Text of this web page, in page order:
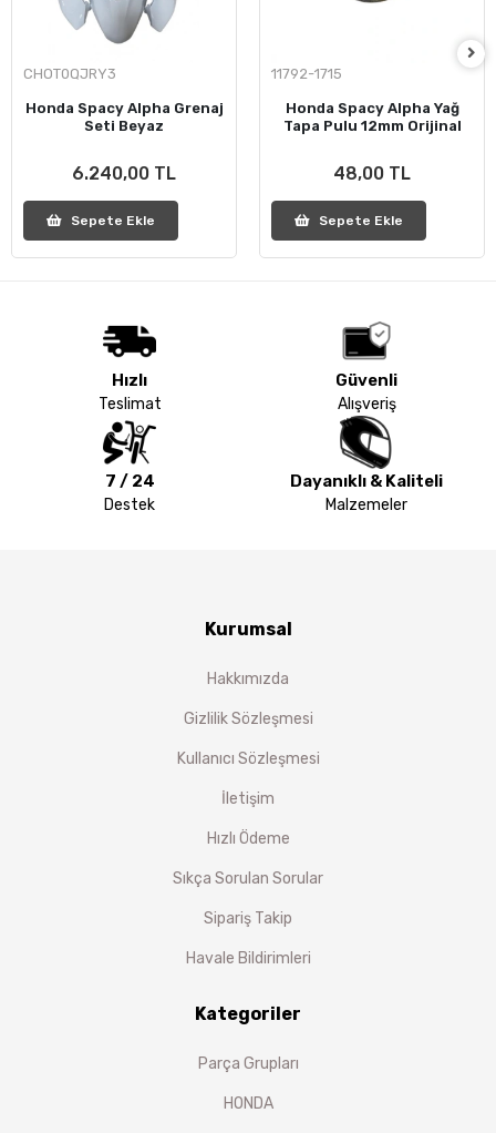
CHOT0QJRY3
Honda Spacy Alpha Grenaj
Seti Beyaz
6.240,00 TL
Sepete Ekle
11792-1715
Honda Spacy Alpha Yağ
Tapa Pulu 12mm Orijinal
48,00 TL
Sepete Ekle
Hızlı
Teslimat
Güvenli
Alışveriş
7 / 24
Destek
Dayanıklı & Kaliteli
Malzemeler
Kurumsal
Hakkımızda
Gizlilik Sözleşmesi
Kullanıcı Sözleşmesi
İletişim
Hızlı Ödeme
Sıkça Sorulan Sorular
Sipariş Takip
Havale Bildirimleri
Kategoriler
Parça Grupları
HONDA